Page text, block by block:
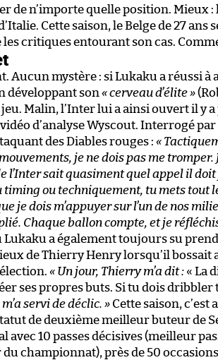
de n’importe quelle position. Mieux
Cette saison, le Belge de 27
critiques entourant son cas.
Aucun mystère : si Lukaku a réussi à
développant son « cerveau d’élite »
Malin, l’Inter lui a ainsi ouvert il y
d’analyse Wyscout. Interrogé par
des Diables rouges : «
je ne dois pas me tromper.
l’Inter sait quasiment quel appel il
timing ou techniquement, tu mets tout
je dois m’appuyer sur l’un de nos
Chaque ballon compte, et je
Lukaku a également toujours su
de Thierry Henry lorsqu’il bossait
« Un jour, Thierry m’a dit : « La
ses propres buts. Si tu dois
m’a servi de déclic. » Cette saison, c’est
de deuxième meilleur buteur de
avec 10 passes décisives (meilleur
championnat), près de 50